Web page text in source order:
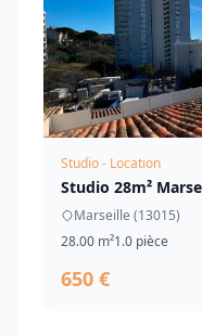
Studio - Location
Studio 28m²
Marseille (13015)
28.00 m²1.0 pièce
650 €